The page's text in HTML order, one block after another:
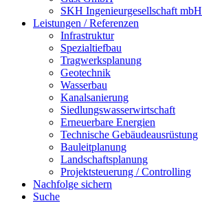
SKH Ingenieurgesellschaft mbH
Leistungen / Referenzen
Infrastruktur
Spezialtiefbau
Tragwerksplanung
Geotechnik
Wasserbau
Kanalsanierung
Siedlungswasserwirtschaft
Erneuerbare Energien
Technische Gebäudeausrüstung
Bauleitplanung
Landschaftsplanung
Projektsteuerung / Controlling
Nachfolge sichern
Suche